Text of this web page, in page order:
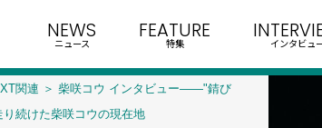
NEWS
ニュース
FEATURE
特集 インタビュ
関連
柴咲コウ インタビュー――"錆び
続けた柴咲コウの現在地